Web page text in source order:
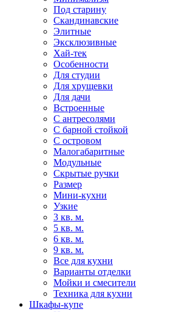
Под старину
Скандинавские
Элитные
Эксклюзивные
Хай-тек
Особенности
Для студии
Для хрущевки
Для дачи
Встроенные
С антресолями
С барной стойкой
С островом
Малогабаритные
Модульные
Скрытые ручки
Размер
Мини-кухни
Узкие
3 кв. м.
5 кв. м.
6 кв. м.
9 кв. м.
Все для кухни
Варианты отделки
Мойки и смесители
Техника для кухни
Шкафы-купе